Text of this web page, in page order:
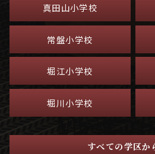
真田山小学校
常盤小学校
堀江小学校
堀川小学校
すべての学区か